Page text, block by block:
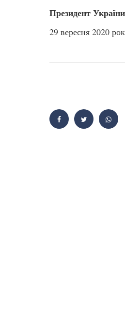
Президент
29 вересня 2020